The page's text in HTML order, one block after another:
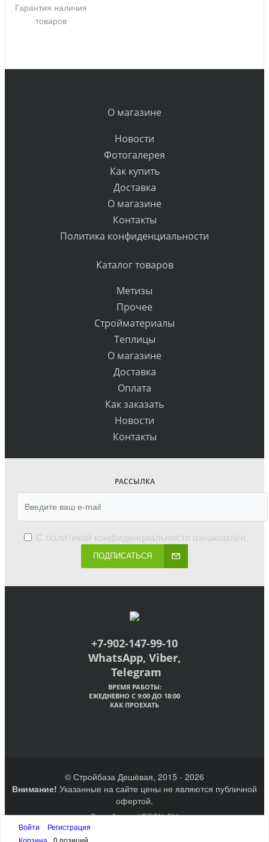
Гарантия наличия
товаров
О магазине
Новости
Фотогалерея
Как купить
Доставка
О магазине
Контакты
Политика конфиденциальности
Каталог товаров
Метизы
Прочее
Стройматериалы
Теплицы
О магазине
Доставка
Оплата
Как заказать
Новости
Контакты
РАССЫЛКА
С политикой конфиденциальности ознакомлен.
ПОДПИСАТЬСЯ
+7-902-147-99-10
WhatsApp, Viber,
Telegram
ВРЕМЯ РАБОТЫ:
ЕЖЕДНЕВНО С 9:00 ДО 18:00
КАК ПРОЕХАТЬ
© Стройбаза Дешёвая, 2015 - 2026
Внимание! Указанные на сайте цены не являются публичной
офертой.
Разработано VERTAL.RU
Создание сайтов Великий Новгород
Войти
Регистрация
Корзина
0 позиций